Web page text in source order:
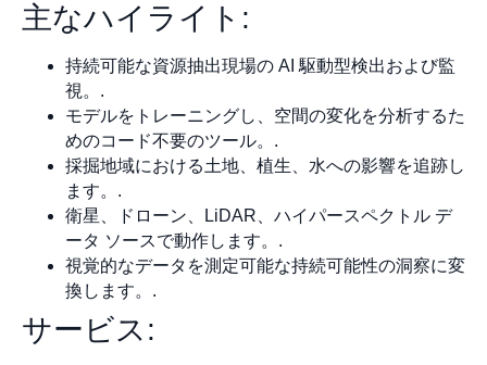
主なハイライト:
持続可能な資源抽出現場の AI 駆動型検出および監
視。.
モデルをトレーニングし、空間の変化を分析するた
めのコード不要のツール。.
採掘地域における土地、植生、水への影響を追跡し
ます。.
衛星、ドローン、LiDAR、ハイパースペクトル デ
ータ ソースで動作します。.
視覚的なデータを測定可能な持続可能性の洞察に変
換します。.
サービス: